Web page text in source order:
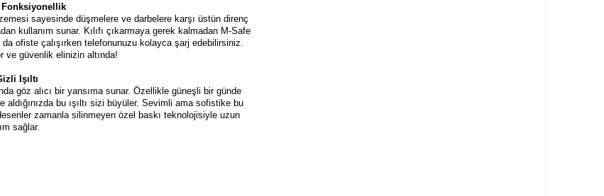
Fonksiyonellik
sayesinde düşmelere ve darbelere karşı üstün direnç
kullanım sunar. Kılıfı çıkarmaya gerek kalmadan M-Safe
ofiste çalışırken telefonunuzu kolayca şarj edebilirsiniz.
ve güvenlik elinizin altında!
Işıltı
göz alıcı bir yansıma sunar. Özellikle güneşli bir günde
aldığınızda bu ışıltı sizi büyüler. Sevimli ama sofistike bu
zamanla silinmeyen özel baskı teknolojisiyle uzun
sağlar.